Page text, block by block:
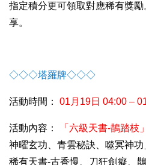
指定積分更可領取對應稀有獎
享。
◇◇◇塔羅牌◇◇◇
活動時間： 01月19日 04:00 –
活動內容： 「六級天書-鵲踏枝
神曜玄功、青雲秘訣、噬冥神功
稀有天書-古香慢、刀狂劍癡、